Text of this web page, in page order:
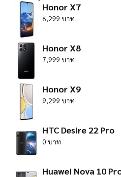
Honor X7
6,299 บาท
Honor X8
7,999 บาท
Honor X9
9,299 บาท
HTC Desire 22 Pro
0 บาท
Huawei Nova 10